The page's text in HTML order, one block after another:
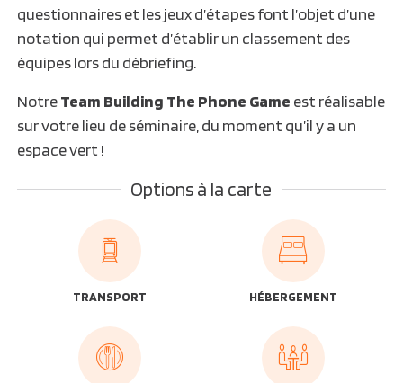
questionnaires et les jeux d’étapes font l’objet d’une
notation qui permet d’établir un classement des
équipes lors du débriefing.
NotreTeam Building The Phone Game est réalisable
sur votre lieu de séminaire, du moment qu’il y a un
espace vert !
Options à la carte
TRANSPORT HÉBERGEMENT